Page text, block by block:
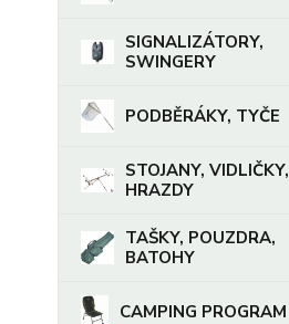
SIGNALIZÁTORY,
SWINGERY
PODBĚRÁKY, TYČE
STOJANY, VIDLIČKY,
HRAZDY
TAŠKY, POUZDRA,
BATOHY
CAMPING PROGRAM